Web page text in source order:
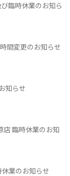
臨時休業のお知ら
間変更のお知らせ
知らせ
店 臨時休業のお知
業のお知らせ